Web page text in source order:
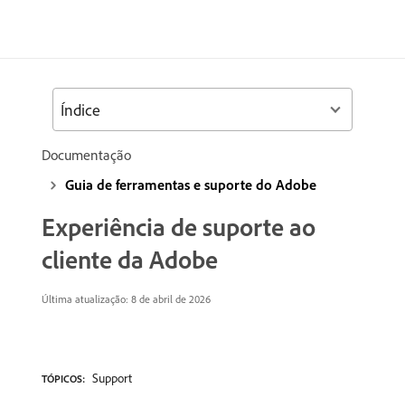
Documentação
Guia de ferramentas e suporte do Adobe
Experiência de suporte ao
cliente da Adobe
Última atualização: 8 de abril de 2026
TÓPICOS: Support
Índice